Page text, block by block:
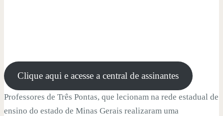
Clique aqui e acesse a central de assinantes
Professores de Três Pontas, que lecionam na rede estadual de
ensino do estado de Minas Gerais realizaram uma